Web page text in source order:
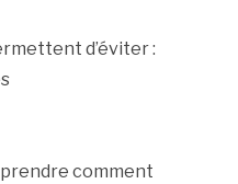
d’éviter :
comment